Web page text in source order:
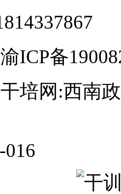
ICP备
培网:西南
016